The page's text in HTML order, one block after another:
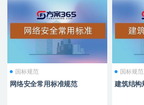
国标规范
网络安全常用标准规范
国标规范
建筑结构